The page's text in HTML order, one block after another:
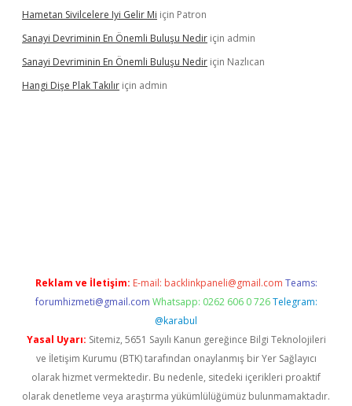
Hametan Sivilcelere Iyi Gelir Mi için Patron
Sanayi Devriminin En Önemli Buluşu Nedir için admin
Sanayi Devriminin En Önemli Buluşu Nedir için Nazlıcan
Hangi Dişe Plak Takılır için admin
Reklam ve İletişim: E-mail: backlinkpaneli@gmail.com Teams:
forumhizmeti@gmail.com Whatsapp: 0262 606 0 726 Telegram:
@karabul
Yasal Uyarı: Sitemiz, 5651 Sayılı Kanun gereğince Bilgi Teknolojileri
ve İletişim Kurumu (BTK) tarafından onaylanmış bir Yer Sağlayıcı
olarak hizmet vermektedir. Bu nedenle, sitedeki içerikleri proaktif
olarak denetleme veya araştırma yükümlülüğümüz bulunmamaktadır.